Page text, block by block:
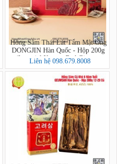
Hồng Sâm Thái Lát Tẩm Mật Ong
DONGJIN Hàn Quốc - Hộp 200g
(Imperial Korean Red Ginseng
Honey Sliced)
Liên hệ 098.679.8008